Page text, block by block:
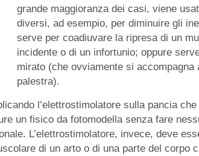
grande maggioranza dei casi, viene
diversi, ad esempio, per diminuire gli
serve per coadiuvare la ripresa di un
incidente o di un infortunio; oppure
mirato (che ovviamente si
palestra).
l’elettrostimolatore sulla pancia
un fisico da fotomodella senza fare
L’elettrostimolatore, invece, deve
di un arto o di una parte del corpo